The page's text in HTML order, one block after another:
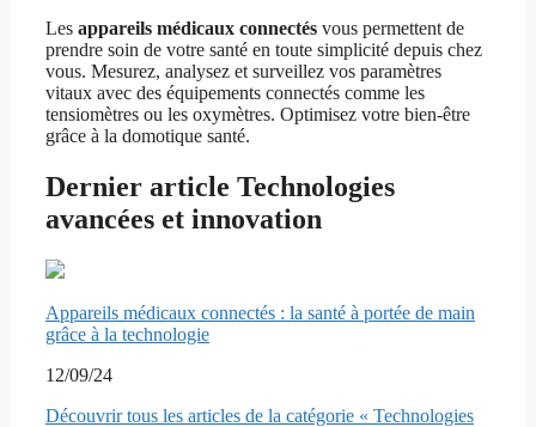
Les appareils médicaux connectés vous permettent de
prendre soin de votre santé en toute simplicité depuis chez
vous. Mesurez, analysez et surveillez vos paramètres
vitaux avec des équipements connectés comme les
tensiomètres ou les oxymètres. Optimisez votre bien-être
grâce à la domotique santé.
Dernier article Technologies
avancées et innovation
Appareils médicaux connectés : la santé à portée de main
grâce à la technologie
12/09/24
Découvrir tous les articles de la catégorie « Technologies